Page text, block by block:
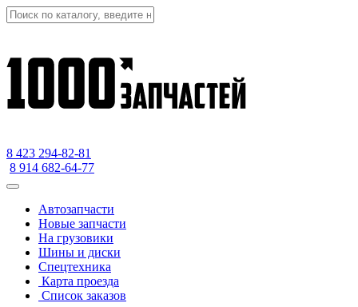
8 423 294-82-81
8 914 682-64-77
Автозапчасти
Новые запчасти
На грузовики
Шины и диски
Спецтехника
Карта проезда
Список заказов